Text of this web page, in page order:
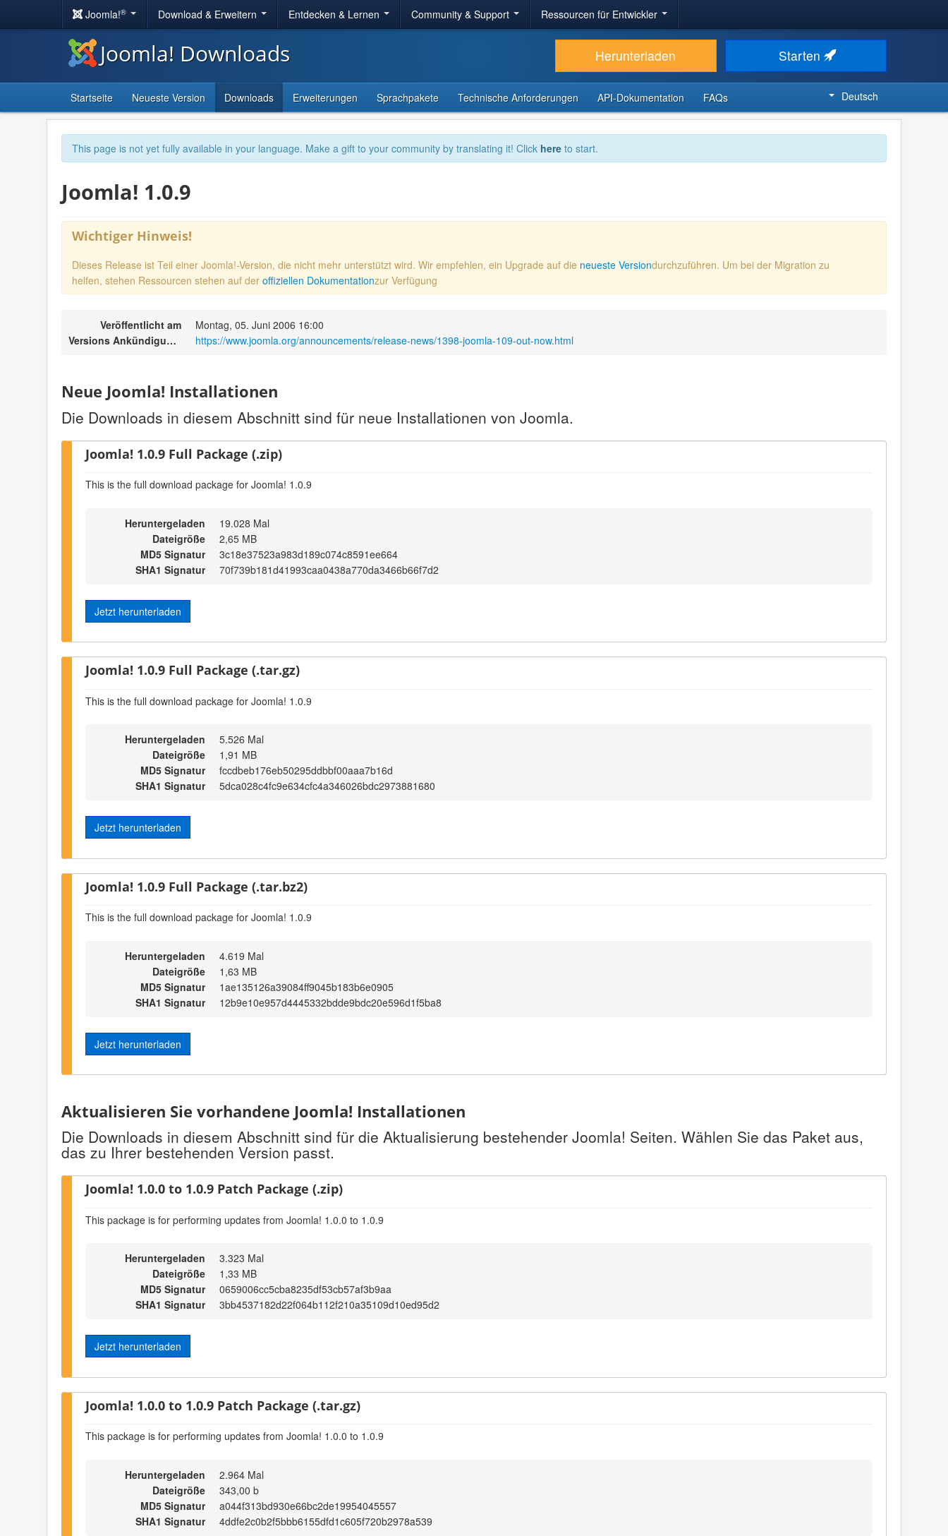
Joomla!® Download & Erweitern Entdecken & Lernen Community & Support Ressourcen für Entwickler
Joomla! Downloads Herunterladen Starten
Startseite Neueste Version Downloads Erweiterungen Sprachpakete Technische Anforderungen API-Dokumentation FAQs Deutsch
This page is not yet fully available in your language. Make a gift to your community by translating it! Click here to start.
Joomla! 1.0.9
Wichtiger Hinweis!
Dieses Release ist Teil einer Joomla!-Version, die nicht mehr unterstützt wird. Wir empfehlen, ein Upgrade auf die neueste Versiondurchzuführen. Um bei der Migration zu
helfen, stehen Ressourcen stehen auf der offiziellen Dokumentationzur Verfügung
Veröffentlicht am
Montag, 05. Juni 2006 16:00
Versions Ankündigungen
https://www.joomla.org/announcements/release-news/1398-joomla-109-out-now.html
Neue Joomla! Installationen
Die Downloads in diesem Abschnitt sind für neue Installationen von Joomla.
Joomla! 1.0.9 Full Package (.zip)
This is the full download package for Joomla! 1.0.9
Heruntergeladen
19.028 Mal
Dateigröße
2,65 MB
MD5 Signatur
3c18e37523a983d189c074c8591ee664
SHA1 Signatur
70f739b181d41993caa0438a770da3466b66f7d2
Jetzt herunterladen
Joomla! 1.0.9 Full Package (.tar.gz)
This is the full download package for Joomla! 1.0.9
Heruntergeladen
5.526 Mal
Dateigröße
1,91 MB
MD5 Signatur
fccdbeb176eb50295ddbbf00aaa7b16d
SHA1 Signatur
5dca028c4fc9e634cfc4a346026bdc2973881680
Jetzt herunterladen
Joomla! 1.0.9 Full Package (.tar.bz2)
This is the full download package for Joomla! 1.0.9
Heruntergeladen
4.619 Mal
Dateigröße
1,63 MB
MD5 Signatur
1ae135126a39084ff9045b183b6e0905
SHA1 Signatur
12b9e10e957d4445332bdde9bdc20e596d1f5ba8
Jetzt herunterladen
Aktualisieren Sie vorhandene Joomla! Installationen
Die Downloads in diesem Abschnitt sind für die Aktualisierung bestehender Joomla! Seiten. Wählen Sie das Paket aus,
das zu Ihrer bestehenden Version passt.
Joomla! 1.0.0 to 1.0.9 Patch Package (.zip)
This package is for performing updates from Joomla! 1.0.0 to 1.0.9
Heruntergeladen
3.323 Mal
Dateigröße
1,33 MB
MD5 Signatur
0659006cc5cba8235df53cb57af3b9aa
SHA1 Signatur
3bb4537182d22f064b112f210a35109d10ed95d2
Jetzt herunterladen
Joomla! 1.0.0 to 1.0.9 Patch Package (.tar.gz)
This package is for performing updates from Joomla! 1.0.0 to 1.0.9
Heruntergeladen
2.964 Mal
Dateigröße
343,00 b
MD5 Signatur
a044f313bd930e66bc2de19954045557
SHA1 Signatur
4ddfe2c0b2f5bbb6155dfd1c605f720b2978a539